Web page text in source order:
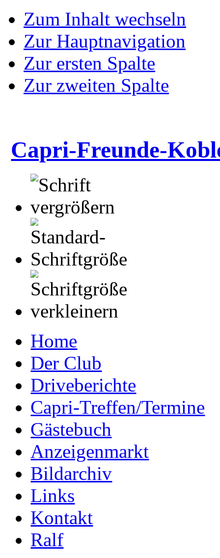
Zum Inhalt wechseln
Zur Hauptnavigation
Zur ersten Spalte
Zur zweiten Spalte
Capri-Freunde-
Home
Der Club
Driveberichte
Capri-Treffen/Termine
Gästebuch
Anzeigenmarkt
Bildarchiv
Links
Kontakt
Ralf